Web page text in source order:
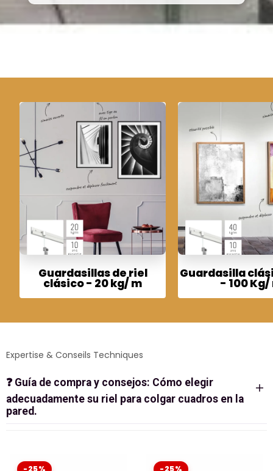
Guardasillas de riel
clásico - 20 kg/ m
Guardasilla
- 100 Kg/
Expertise & Conseils Techniques
❓ Guía de compra y consejos: Cómo elegir
adecuadamente su riel para colgar cuadros en la
pared.
PARA MUSEOS Y GALERÍAS.